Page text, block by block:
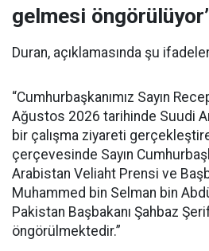
gelmesi öngörülüyor’
Duran, açıklamasında şu
“Cumhurbaşkanımız Sayın
Ağustos 2026 tarihinde Suudi
bir çalışma ziyareti
çerçevesinde Sayın
Arabistan Veliaht Prensi ve
Muhammed bin Selman bin
Pakistan Başbakanı Şahbaz
öngörülmektedir.”